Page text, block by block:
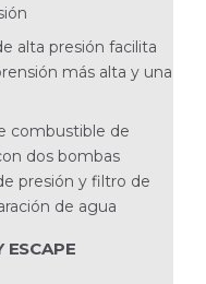
alta presión facilita
más alta y una
combustible de
dos bombas
presión y filtro de
de agua
ESCAPE